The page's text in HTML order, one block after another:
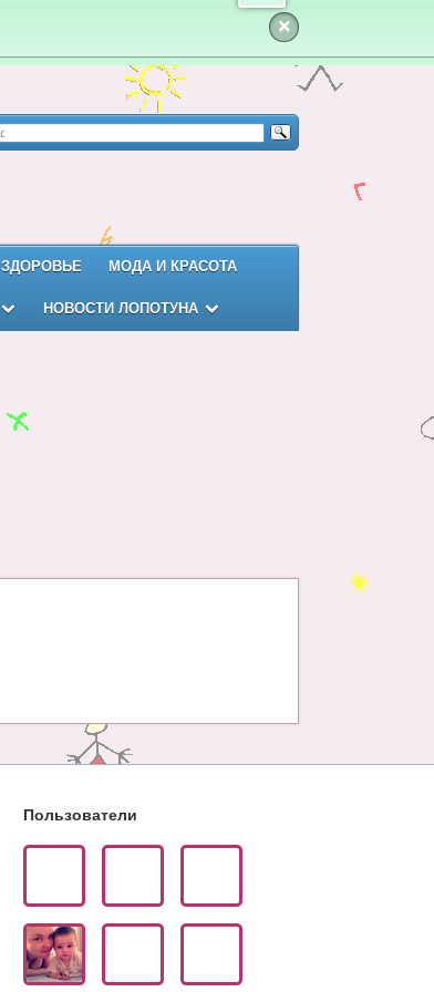
×
ЗДОРОВЬЕ МОДА И КРАСОТА
НОВОСТИ ЛОПОТУНА
Пользователи